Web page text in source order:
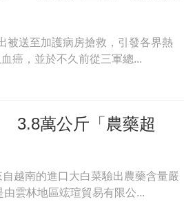
被送至加護病房搶救，引發各界熱
癌，並於不久前從三軍總...
3.8萬公斤「農藥超
越南的進口大白菜驗出農藥含量嚴
雲林地區竤瑄貿易有限公...